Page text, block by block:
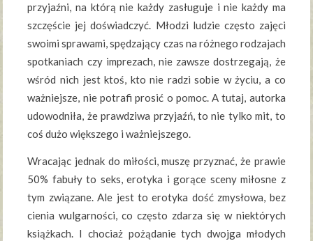
przyjaźni, na którą nie każdy zasługuje i nie każdy ma
szczęście jej doświadczyć. Młodzi ludzie często zajęci
swoimi sprawami, spędzający czas na różnego rodzajach
spotkaniach czy imprezach, nie zawsze dostrzegają, że
wśród nich jest ktoś, kto nie radzi sobie w życiu, a co
ważniejsze, nie potrafi prosić o pomoc. A tutaj, autorka
udowodniła, że prawdziwa przyjaźń, to nie tylko mit, to
coś dużo większego i ważniejszego.
Wracając jednak do miłości, muszę przyznać, że prawie
50% fabuły to seks, erotyka i gorące sceny miłosne z
tym związane. Ale jest to erotyka dość zmysłowa, bez
cienia wulgarności, co często zdarza się w niektórych
książkach. I chociaż pożądanie tych dwojga młodych